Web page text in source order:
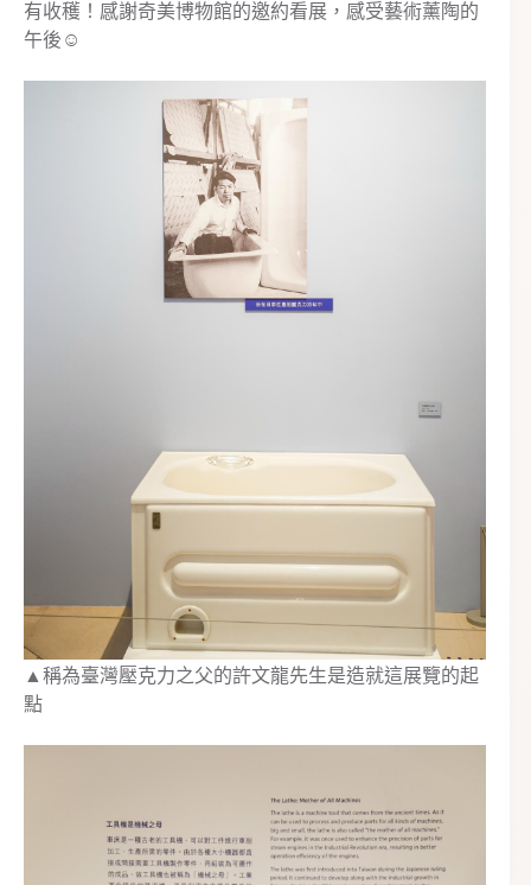
有收穫！感謝奇美博物館的邀約看展，感受藝術薰陶的
午後☺️
▲稱為臺灣壓克力之父的許文龍先生是造就這展覽的起
點